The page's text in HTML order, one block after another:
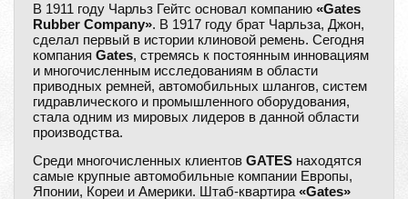
В 1911 году Чарльз Гейтс основал компанию «Gates
Rubber Company». В 1917 году брат Чарльза, Джон,
сделал первый в истории клиновой ремень. Сегодня
компания Gates, стремясь к постоянным инновациям
и многочисленным исследованиям в области
приводных ремней, автомобильных шлангов, систем
гидравлического и промышленного оборудования,
стала одним из мировых лидеров в данной области
производства.
Среди многочисленных клиентов GATES находятся
самые крупные автомобильные компании Европы,
Японии, Кореи и Америки. Штаб-квартира «Gates»